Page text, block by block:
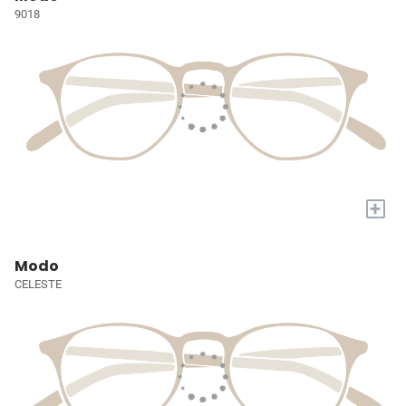
9018
+
Modo
CELESTE